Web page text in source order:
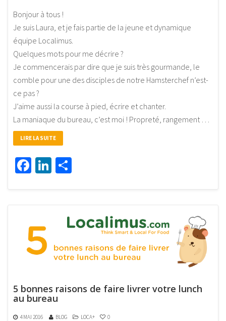
Bonjour à tous !
Je suis Laura, et je fais partie de la jeune et dynamique
équipe Localimus.
Quelques mots pour me décrire ?
Je commencerais par dire que je suis très gourmande, le
comble pour une des disciples de notre Hamsterchef n’est-
ce pas ?
J’aime aussi la course à pied, écrire et chanter.
La maniaque du bureau, c’est moi ! Propreté, rangement …
LIRE LA SUITE
Facebook
LinkedIn
5 bonnes raisons de faire livrer votre lunch
au bureau
4 MAI 2016 BLOG LOCA+ 0